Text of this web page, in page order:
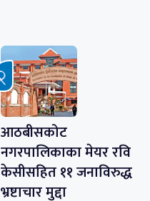
आठबीसकोट
नगरपालिकाका मेयर रवि
केसीसहित ११ जनाविरुद्ध
भ्रष्टाचार मुद्दा